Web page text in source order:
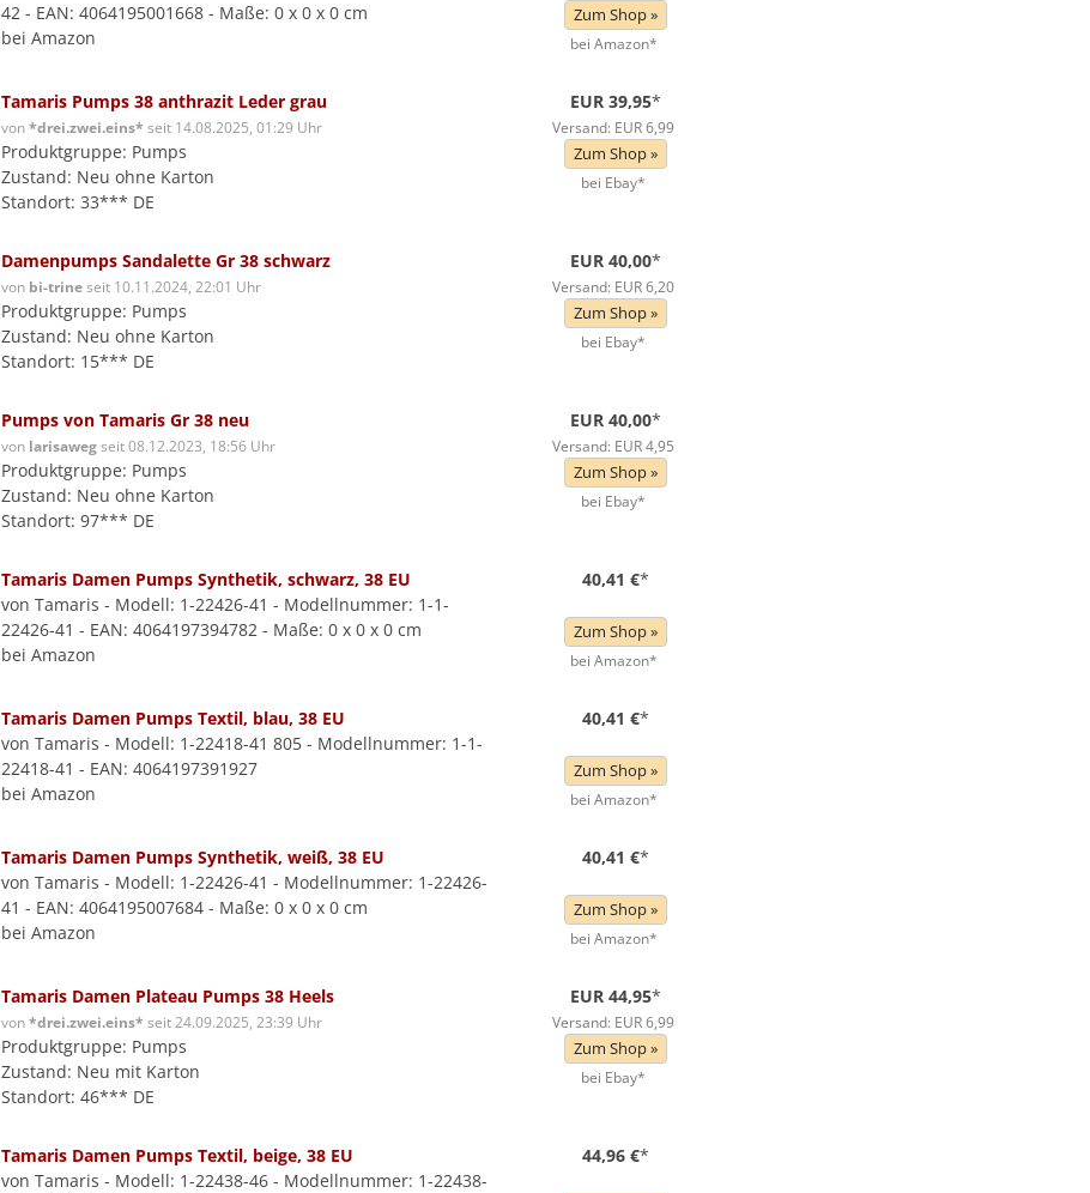
42 - EAN: 4064195001668 - Maße: 0 x 0 x 0 cm
bei Amazon
Zum Shop »
bei Amazon*
Tamaris Pumps 38 anthrazit Leder grau
von*drei.zwei.eins* seit 14.08.2025, 01:29 Uhr
Produktgruppe: Pumps
Zustand: Neu ohne Karton
Standort: 33*** DE
EUR 39,95*
Versand: EUR 6,99
Zum Shop »
bei Ebay*
Damenpumps Sandalette Gr 38 schwarz
von bi-trineseit 10.11.2024, 22:01 Uhr
Produktgruppe: Pumps
Zustand: Neu ohne Karton
Standort: 15*** DE
EUR 40,00*
Versand: EUR 6,20
Zum Shop »
bei Ebay*
Pumps von Tamaris Gr 38 neu
von larisawegseit 08.12.2023, 18:56 Uhr
Produktgruppe: Pumps
Zustand: Neu ohne Karton
Standort: 97*** DE
EUR 40,00*
Versand: EUR 4,95
Zum Shop »
bei Ebay*
Tamaris Damen Pumps Synthetik, schwarz, 38 EU
von Tamaris - Modell: 1-22426-41 - Modellnummer: 1-1-
22426-41 - EAN: 4064197394782 - Maße: 0 x 0 x 0 cm
bei Amazon
40,41 €*
Zum Shop »
bei Amazon*
Tamaris Damen Pumps Textil, blau, 38 EU
von Tamaris - Modell: 1-22418-41 805 - Modellnummer: 1-1-
22418-41 - EAN: 4064197391927
bei Amazon
40,41 €*
Zum Shop »
bei Amazon*
Tamaris Damen Pumps Synthetik, weiß, 38 EU
von Tamaris - Modell: 1-22426-41 - Modellnummer: 1-22426-
41 - EAN: 4064195007684 - Maße: 0 x 0 x 0 cm
bei Amazon
40,41 €*
Zum Shop »
bei Amazon*
Tamaris Damen Plateau Pumps 38 Heels
von*drei.zwei.eins* seit 24.09.2025, 23:39 Uhr
Produktgruppe: Pumps
Zustand: Neu mit Karton
Standort: 46*** DE
EUR 44,95*
Versand: EUR 6,99
Zum Shop »
bei Ebay*
Tamaris Damen Pumps Textil, beige, 38 EU
von Tamaris - Modell: 1-22438-46 - Modellnummer: 1-22438-
44,96 €*